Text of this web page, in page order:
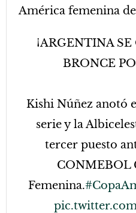
América femenina
¡ARGENTINA
BRONCE
Kishi Núñez anotó
serie y la
tercer puesto
CONMEBOL
Femenina.